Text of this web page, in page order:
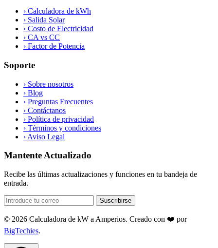
› Calculadora de kWh
› Salida Solar
› Costo de Electricidad
› CA vs CC
› Factor de Potencia
Soporte
› Sobre nosotros
› Blog
› Preguntas Frecuentes
› Contáctanos
› Política de privacidad
› Términos y condiciones
› Aviso Legal
Mantente Actualizado
Recibe las últimas actualizaciones y funciones en tu bandeja de
entrada.
Suscribirse
© 2026 Calculadora de kW a Amperios. Creado con ❤️ por
BigTechies.